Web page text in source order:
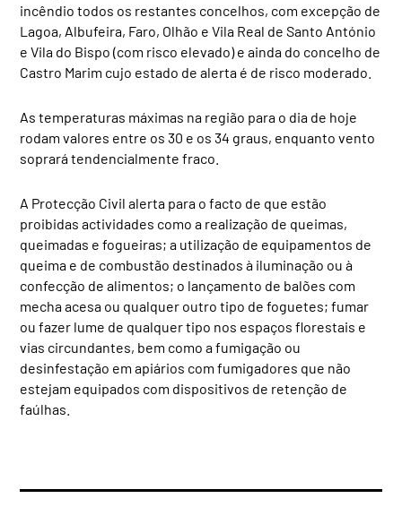
incêndio todos os restantes concelhos, com excepção de
Lagoa, Albufeira, Faro, Olhão e Vila Real de Santo António
e Vila do Bispo (com risco elevado) e ainda do concelho de
Castro Marim cujo estado de alerta é de risco moderado.
As temperaturas máximas na região para o dia de hoje
rodam valores entre os 30 e os 34 graus, enquanto vento
soprará tendencialmente fraco.
A Protecção Civil alerta para o facto de que estão
proibidas actividades como a realização de queimas,
queimadas e fogueiras; a utilização de equipamentos de
queima e de combustão destinados à iluminação ou à
confecção de alimentos; o lançamento de balões com
mecha acesa ou qualquer outro tipo de foguetes; fumar
ou fazer lume de qualquer tipo nos espaços florestais e
vias circundantes, bem como a fumigação ou
desinfestação em apiários com fumigadores que não
estejam equipados com dispositivos de retenção de
faúlhas.